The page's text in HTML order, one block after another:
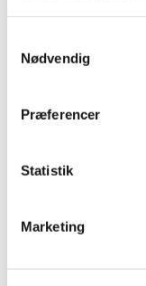
Nødvendig
Præferencer
Statistik
Marketing
2018 (46)
2016 (48)
2014 (44)
2012 (44)
oktober (4)